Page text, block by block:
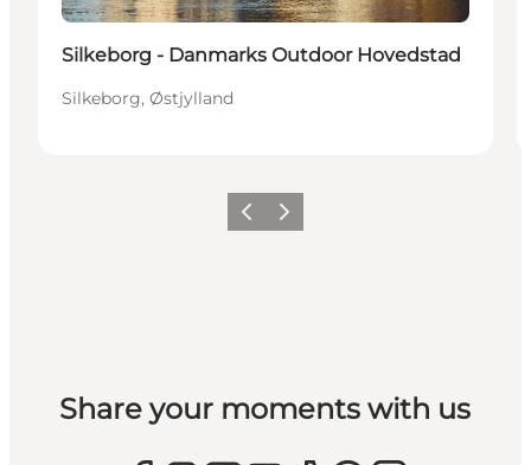
Silkeborg - Danmarks Outdoor Hovedstad
Silkeborg, Østjylland
ForrigeNæste
Share your moments with us